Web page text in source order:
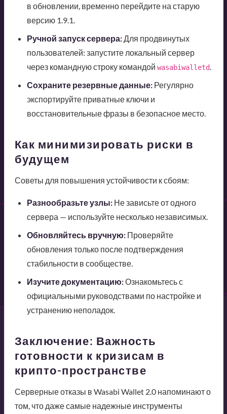
в обновлении, временно перейдите на старую
версию 1.9.1.
Ручной запуск сервера:Для продвинутых
пользователей: запустите локальный сервер
через командную строку командой wasabiwalletd.
Сохраните резервные данные:Регулярно
экспортируйте приватные ключи и
восстановительные фразы в безопасное место.
Как минимизировать риски в
будущем
Советы для повышения устойчивости к сбоям:
Разнообразьте узлы:Не зависьте от одного
сервера — используйте несколько независимых.
Обновляйтесь вручную:Проверяйте
обновления только после подтверждения
стабильности в сообществе.
Изучите документацию:Ознакомьтесь с
официальными руководствами по настройке и
устранению неполадок.
Заключение: Важность
готовности к кризисам в
крипто-пространстве
Серверные отказы в Wasabi Wallet 2.0 напоминают о
том, что даже самые надежные инструменты